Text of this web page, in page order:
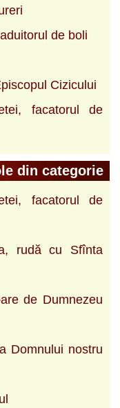
de boli
Cizicului
facatorul de
din categorie
facatorul de
rudă cu Sfînta
de Dumnezeu
Domnului nostru